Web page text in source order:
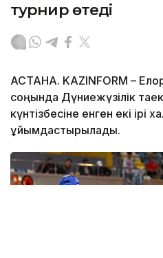
турнир өтеді
АСТАНА. KAZINFORM –
соңында Дүниежүзілік
күнтізбесіне енген екі ірі
ұйымдастырылады.